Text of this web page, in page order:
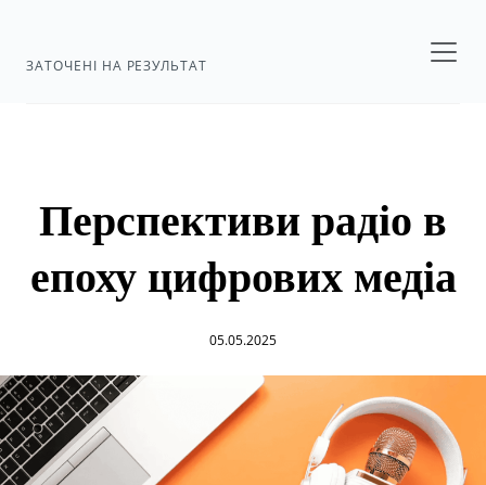
ЗАТОЧЕНІ НА РЕЗУЛЬТАТ
Перспективи радіо в
епоху цифрових медіа
05.05.2025